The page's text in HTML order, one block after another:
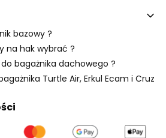
bazowy ?
na hak wybrać ?
bagażnika dachowego ?
Turtle Air, Erkul Ecam i Cruz